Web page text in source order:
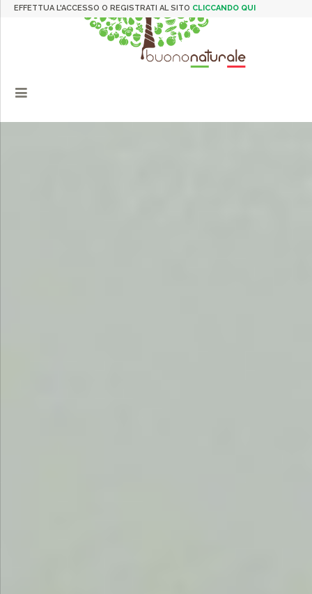
EFFETTUA L'ACCESSO O REGISTRATI AL SITO CLICCANDO QUI